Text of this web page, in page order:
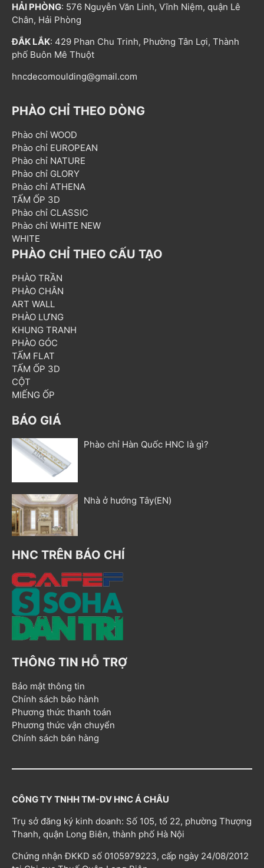
HẢI PHÒNG: 576 Nguyễn Văn Linh, Vĩnh Niệm, quận Lê
Chân, Hải Phòng
ĐẮK LẮK: 429 Phan Chu Trinh, Phường Tân Lợi, Thành
phố Buôn Mê Thuột
hncdecomoulding@gmail.com
PHÀO CHỈ THEO DÒNG
Phào chỉ WOOD
Phào chỉ EUROPEAN
Phào chỉ NATURE
Phào chỉ GLORY
Phào chỉ ATHENA
TẤM ỐP 3D
Phào chỉ CLASSIC
Phào chỉ WHITE NEW
WHITE
PHÀO CHỈ THEO CẤU TẠO
PHÀO TRẦN
PHÀO CHÂN
ART WALL
PHÀO LƯNG
KHUNG TRANH
PHÀO GÓC
TẤM FLAT
TẤM ỐP 3D
CỘT
MIẾNG ỐP
BÁO GIÁ
Phào chỉ Hàn Quốc HNC là gì?
Nhà ở hướng Tây(EN)
HNC TRÊN BÁO CHÍ
THÔNG TIN HỖ TRỢ
Bảo mật thông tin
Chính sách bảo hành
Phương thức thanh toán
Phương thức vận chuyển
Chính sách bán hàng
CÔNG TY TNHH TM-DV HNC Á CHÂU
Trụ sở đăng ký kinh doanh: Số 105, tổ 22, phường Thượng
Thanh, quận Long Biên, thành phố Hà Nội
Chứng nhận ĐKKD số 0105979223, cấp ngày 24/08/2012